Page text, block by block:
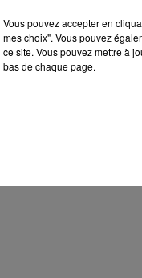
Vous pouvez accepter en
mes choix". Vous pouvez
ce site. Vous pouvez mettre à
bas de chaque page.